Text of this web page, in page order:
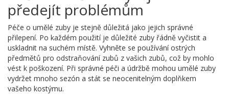
předejít problémům
Péče o umělé zuby je stejně důležitá jako jejich správné
přilepení. Po každém použití je důležité zuby řádně vyčistit a
uskladnit na suchém místě. Vyhněte se používání ostrých
předmětů pro odstraňování zubů z vašich zubů, což by mohlo
vést k poškození. Při správné péči a údržbě mohou umělé zuby
vydržet mnoho sezón a stát se neocenitelným doplňkem
vašeho kostýmu.